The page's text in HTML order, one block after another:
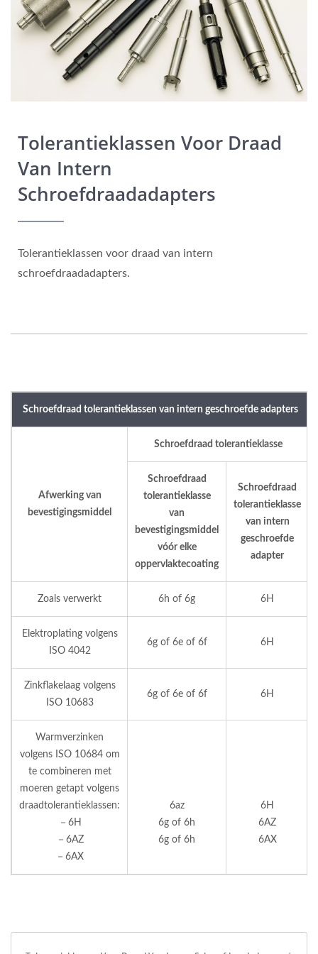
Tolerantieklassen Voor Draad
Van Intern
Schroefdraadadapters
Tolerantieklassen voor draad van intern
schroefdraadadapters.
Schroefdraad tolerantieklassen van intern geschroefde adapters
Afwerking van
bevestigingsmiddel
Schroefdraad tolerantieklasse
Schroefdraad
tolerantieklasse
van
bevestigingsmiddel
vóór elke
oppervlaktecoating
Schroefdraad
tolerantieklasse
van intern
geschroefde
adapter
Zoals verwerkt 6h of 6g 6H
Elektroplating volgens
ISO 4042
6g of 6e of 6f 6H
Zinkflakelaag volgens
ISO 10683
6g of 6e of 6f 6H
Warmverzinken
volgens ISO 10684 om
te combineren met
moeren getapt volgens
draadtolerantieklassen:
－6H
－6AZ
－6AX
6az
6g of 6h
6g of 6h
6H
6AZ
6AX